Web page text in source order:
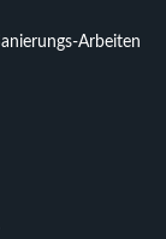
Arbeiten